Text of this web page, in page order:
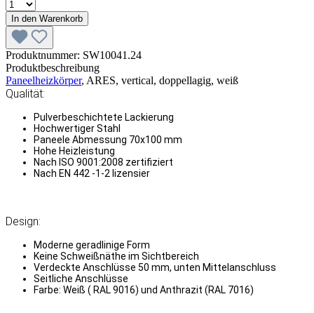
In den Warenkorb
Produktnummer: SW10041.24
Produktbeschreibung
Paneelheizkörper, ARES, vertical, doppellagig, weiß
Qualität:
Pulverbeschichtete Lackierung
Hochwertiger Stahl
Paneele Abmessung 70x100 mm
Hohe Heizleistung
Nach ISO 9001:2008 zertifiziert
Nach EN 442 -1-2 lizensier
Design:
Moderne geradlinige Form
Keine Schweißnäthe im Sichtbereich
Verdeckte Anschlüsse 50 mm, unten Mittelanschluss
Seitliche Anschlüsse
Farbe: Weiß ( RAL 9016) und Anthrazit (RAL 7016)